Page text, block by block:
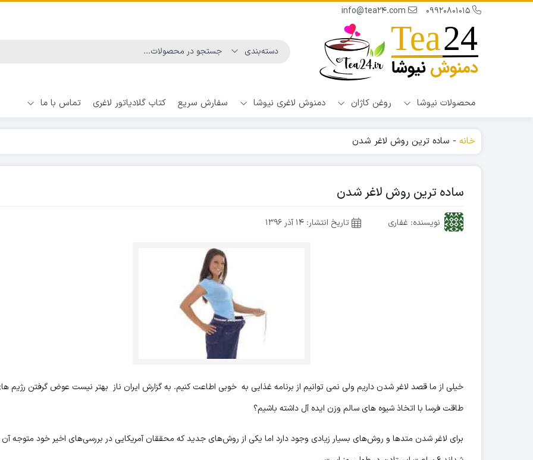
محصولات نیوشا روغن کاژان دمنوش لاغری نیوشا سفارش سریع کتاب گلادیاتور لاغری تماس با ما
خانه - ساده ترین روش لاغر شدن
ساده ترین روش لاغر شدن
نویسنده: غفاری تاریخ انتشار: ۱۴ آذر ۱۳۹۶
خیلی از ما قصد لاغر شدن داریم ولی نمی توانیم از برنامه غذایی به خوبی اطاعت کنیم. به گزارش ایران ناز بهتر نیست عوض گرفتن رژیم
طاقت فرسا با اتخاذ شیوه های سالم وزن ایده آل داشته باشیم؟
برای لاغر شدن متد‌ها و روش‌های بسیار زیادی وجود دارد اما یکی از روش‌های جدید که محققان آمریکایی در بررسی‌های اخیر خود متوجه آن